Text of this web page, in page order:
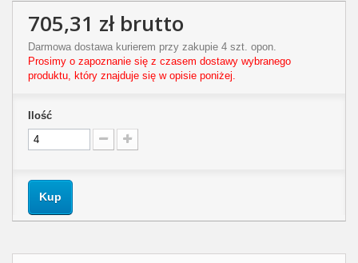
705,31 złbrutto
Darmowa dostawa kurierem przy zakupie 4 szt. opon.
Prosimy o zapoznanie się z czasem dostawy wybranego
produktu, który znajduje się w opisie poniżej.
Ilość
Kup